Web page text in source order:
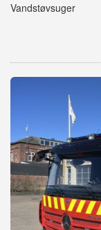
Vandstøvsuger